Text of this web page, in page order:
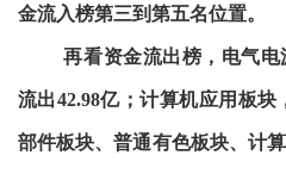
金流入榜第三到第五名位置。
再看资金流出榜，电气
流出42.98亿；计算机应用板块
部件板块、普通有色板块、计